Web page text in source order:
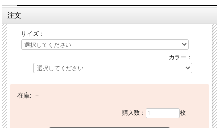
注文
サイズ：
カラー：
在庫: －
購入数： 枚